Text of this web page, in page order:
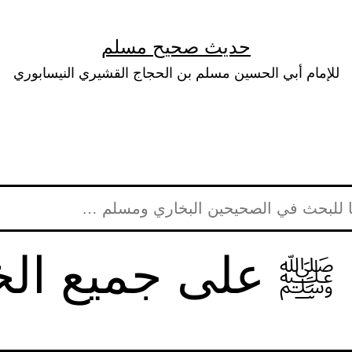
حديث صحيح مسلم
للإمام أبي الحسين مسلم بن الحجاج القشيري النيسابوري
ﷺ على جميع